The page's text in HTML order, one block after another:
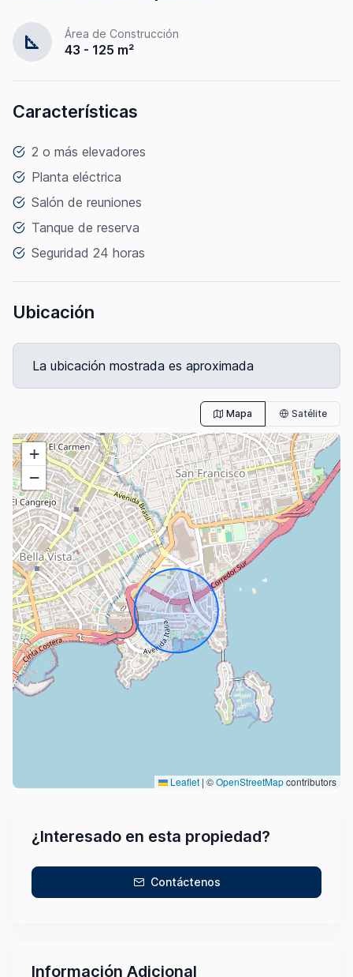
square_foot Área de Construcción
43 - 125 m²
Características
2 o más elevadores
Planta eléctrica
Salón de reuniones
Tanque de reserva
Seguridad 24 horas
Ubicación
La ubicación mostrada es aproximada
Mapa Satélite
+
−
Leaflet | ©OpenStreetMapcontributors
¿Interesado en esta propiedad?
Contáctenos
Información Adicional